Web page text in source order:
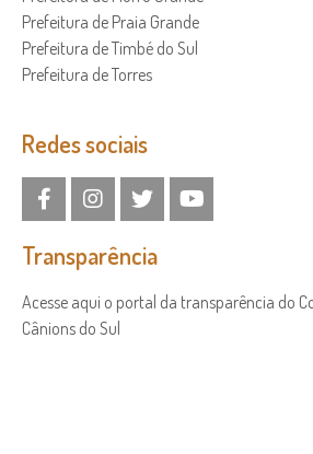
Prefeitura de Praia Grande
Prefeitura de Timbé do Sul
Prefeitura de Torres
Redes sociais
Transparência
Acesse aqui o portal da transparência do
Cânions do Sul